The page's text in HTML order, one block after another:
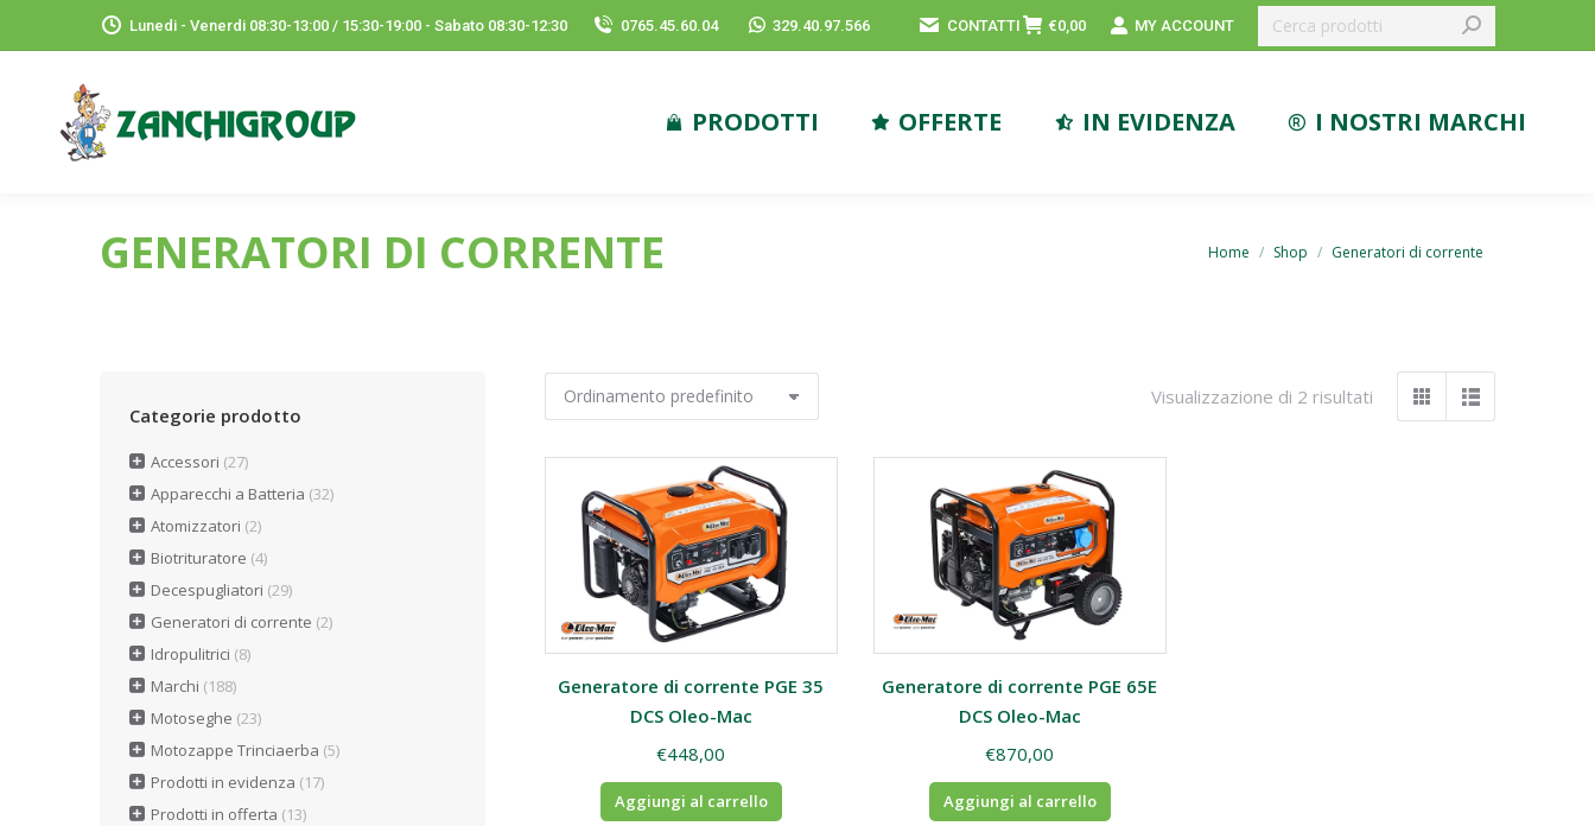
Lunedi - Venerdi 08:30-13:00 / 15:30-19:00 - Sabato 08:30-12:30 0765.45.60.04 329.40.97.566 CONTATTI €0,00 MY ACCOUNT
PRODOTTI OFFERTE IN EVIDENZA I NOSTRI MARCHI
GENERATORI DI CORRENTE You are here:
Home Shop Generatori di corrente
Visualizzazione di 2 risultati
Generatore di corrente PGE 35
DCS Oleo-Mac
€448,00
Aggiungi al carrello
Generatore di corrente PGE 65E
DCS Oleo-Mac
€870,00
Aggiungi al carrello
Categorie prodotto
Accessori (27)
Apparecchi a Batteria (32)
Atomizzatori (2)
Biotrituratore (4)
Decespugliatori (29)
Generatori di corrente (2)
Idropulitrici (8)
Marchi (188)
Motoseghe (23)
Motozappe Trinciaerba (5)
Prodotti in evidenza (17)
Prodotti in offerta (13)